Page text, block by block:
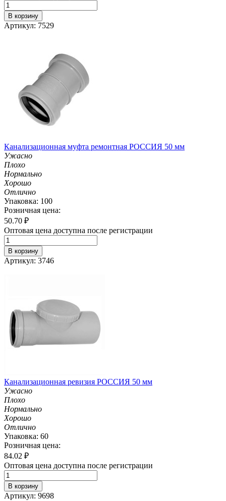
В корзину
Артикул: 7529
Канализационная муфта ремонтная РОССИЯ 50 мм
Ужасно
Плохо
Нормально
Хорошо
Отлично
Упаковка: 100
Розничная цена:
50.70 ₽
Оптовая цена доступна после регистрации
В корзину
Артикул: 3746
Канализационная ревизия РОССИЯ 50 мм
Ужасно
Плохо
Нормально
Хорошо
Отлично
Упаковка: 60
Розничная цена:
84.02 ₽
Оптовая цена доступна после регистрации
В корзину
Артикул: 9698